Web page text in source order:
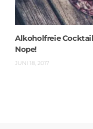
Alkoholfreie
Nope!
JUNI 18, 2017